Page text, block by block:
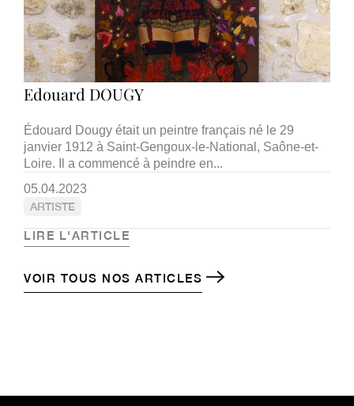
Edouard DOUGY
Édouard Dougy était un peintre français né le 29
janvier 1912 à Saint-Gengoux-le-National, Saône-et-
Loire. Il a commencé à peindre en...
05.04.2023
ARTISTE
LIRE L'ARTICLE
VOIR TOUS NOS ARTICLES